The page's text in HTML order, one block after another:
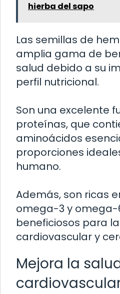
hierba del sapo
Las semillas de
amplia gama de
salud debido a su
perfil nutricional.
Son una excelente
proteínas, que
aminoácidos
proporciones
humano.
Además, son ricas
omega-3 y omega-
beneficiosos para
cardiovascular y
Mejora la